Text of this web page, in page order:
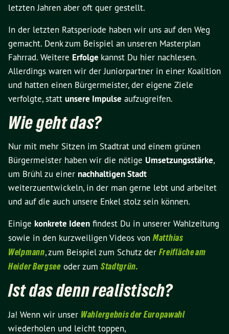
letzten Jahren aber oft quer gestellt.
In der letzten Ratsperiode haben wir uns auf den Weg
gemacht. Denk zum Beispiel an unseren Masterplan
Fahrrad. Weitere Erfolge kannst Du hier nachlesen.
Allerdings waren wir der Juniorpartner in einer Koalition
und hatten einen Bürgermeister, der eigene Ziele
verfolgte, statt unsere Impulse aufzugreifen.
Wie geht das?
Nur mit mehr Sitzen im Stadtrat und einem grünen
Bürgermeister haben wir die nötige Umsetzungsstärke,
um Brühl zu einer nachhaltigen Stadt
weiterzuentwickeln, in der man gerne lebt und arbeitet
und auf die auch unsere Enkel stolz sein können.
Einige konkrete Ideen findest Du in unserer Wahlzeitung
sowie in den kurzweiligen Videos vonMatthias
Welpmann, zum Beispiel zum Schutz derFreifläche am
Heider Bergseeoder zum Stadtgrün.
Ist das denn realistisch?
Ja! Wenn wir unser Wahlergebnis der Europawahl
wiederholen und leicht toppen,